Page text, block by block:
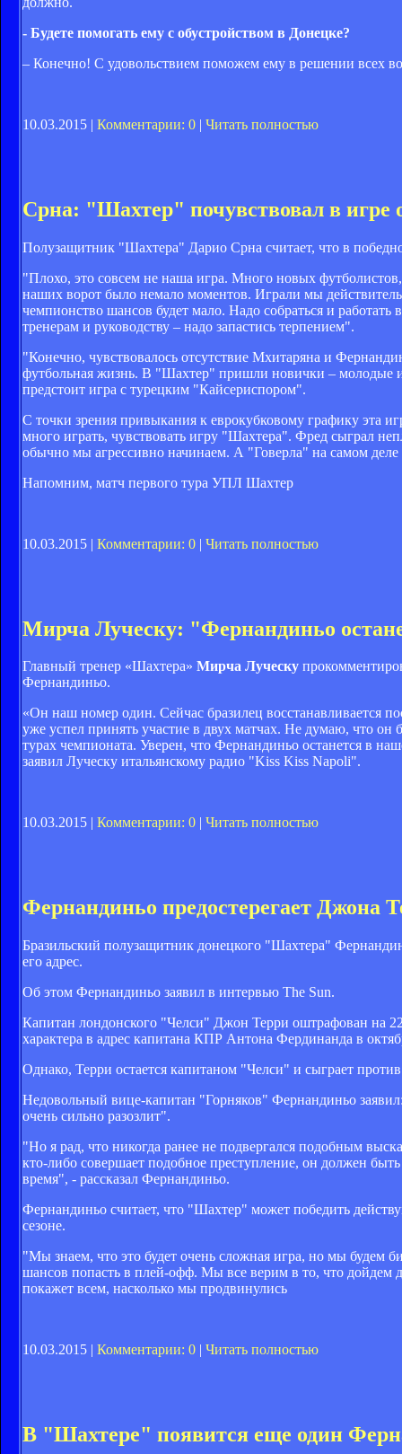
- Будете помогать ему с обустройством в Донецке?
– Конечно! С удовольствием поможем ему в решении всех
10.03.2015 | Комментарии: 0 | Читать полностью
Срна: "Шахтер" почувствовал в игре
Полузащитник "Шахтера" Дарио Срна считает, что в
"Плохо, это совсем не наша игра. Много новых
наших ворот было немало моментов. Играли мы
чемпионство шансов будет мало. Надо собраться и
тренерам и руководству – надо запастись терпением".
"Конечно, чувствовалось отсутствие Мхитаряна и
футбольная жизнь. В "Шахтер" пришли новички – молодые
предстоит игра с турецким "Кайсериспором".
С точки зрения привыкания к еврокубковому графику эта
много играть, чувствовать игру "Шахтера". Фред сыграл
обычно мы агрессивно начинаем. А "Говерла" на самом
Напомним, матч первого тура УПЛ Шахтер
10.03.2015 | Комментарии: 0 | Читать полностью
Мирча Луческу: "Фернандиньо
Главный тренер «Шахтера» Мирча Луческу
Фернандиньо.
«Он наш номер один. Сейчас бразилец восстанавливается
уже успел принять участие в двух матчах. Не думаю, что он
турах чемпионата. Уверен, что Фернандиньо останется в
заявил Луческу итальянскому радио "Kiss Kiss Napoli".
10.03.2015 | Комментарии: 0 Читать полностью
Фернандиньо предостерегает Джона
Бразильский полузащитник донецкого "Шахтера"
его адрес.
Об этом Фернандиньо заявил в интервью The Sun.
Капитан лондонского "Челси" Джон Терри оштрафован на
характера в адрес капитана КПР Антона Фердинанда в
Однако, Терри остается капитаном "Челси" и сыграет
Недовольный вице-капитан "Горняков" Фернандиньо
очень сильно разозлит".
"Но я рад, что никогда ранее не подвергался подобным
кто-либо совершает подобное преступление, он должен
время", - рассказал Фернандиньо.
Фернандиньо считает, что "Шахтер" может победить
сезоне.
"Мы знаем, что это будет очень сложная игра, но мы будем
шансов попасть в плей-офф. Мы все верим в то, что
покажет всем, насколько мы продвинулись
10.03.2015 | Комментарии: 0 | Читать полностью
В "Шахтере" появится еще один